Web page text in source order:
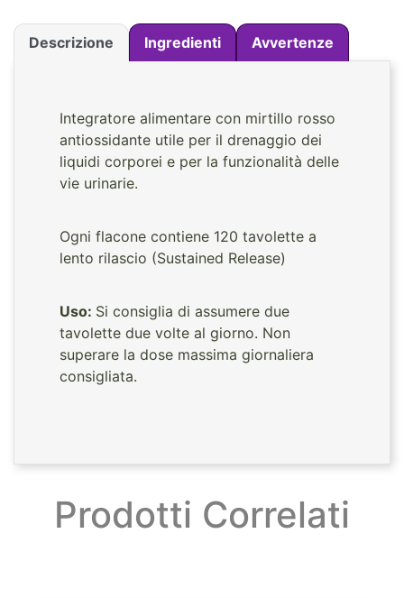
Descrizione Ingredienti Avvertenze
Integratore alimentare con mirtillo rosso
antiossidante utile per il drenaggio dei
liquidi corporei e per la funzionalità delle
vie urinarie.
Ogni flacone contiene 120 tavolette a
lento rilascio (Sustained Release)
Uso: Si consiglia di assumere due
tavolette due volte al giorno. Non
superare la dose massima giornaliera
consigliata.
Prodotti Correlati